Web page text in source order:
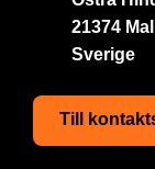
21374
Sverige
Till